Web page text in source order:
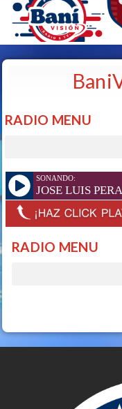
RADIO MENU
SONANDO:
JOSE LUIS
RADIO MENU